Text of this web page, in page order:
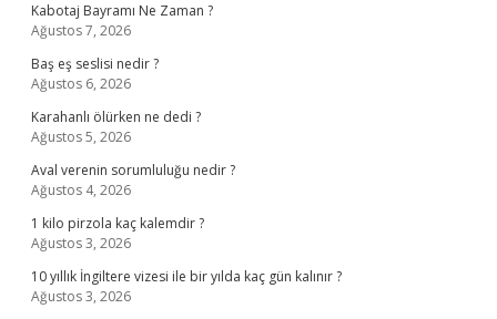
Kabotaj Bayramı Ne Zaman ?
Ağustos 7, 2026
Baş eş seslisi nedir ?
Ağustos 6, 2026
Karahanlı ölürken ne dedi ?
Ağustos 5, 2026
Aval verenin sorumluluğu nedir ?
Ağustos 4, 2026
1 kilo pirzola kaç kalemdir ?
Ağustos 3, 2026
10 yıllık İngiltere vizesi ile bir yılda kaç gün kalınır ?
Ağustos 3, 2026